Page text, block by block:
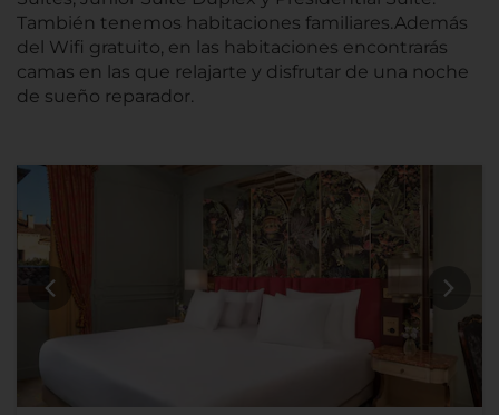
También tenemos habitaciones familiares.Además
del Wifi gratuito, en las habitaciones encontrarás
camas en las que relajarte y disfrutar de una noche
de sueño reparador.